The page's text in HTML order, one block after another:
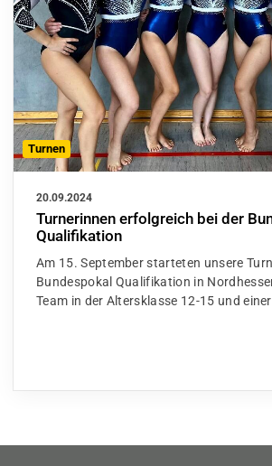
Turnen
20.09.2024
Turnerinnen erfolgreich bei der
Qualifikation
Am 15. September starteten unsere
Bundespokal Qualifikation in
Team in der Altersklasse 12-15 und